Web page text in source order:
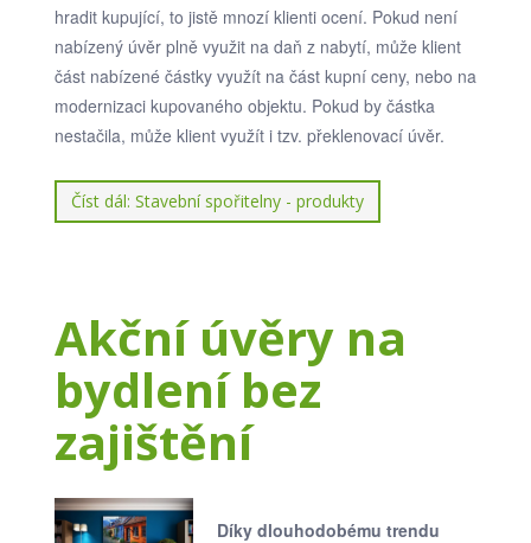
hradit kupující, to jistě mnozí klienti ocení. Pokud není
nabízený úvěr plně využit na daň z nabytí, může klient
část nabízené částky využít na část kupní ceny, nebo na
modernizaci kupovaného objektu. Pokud by částka
nestačila, může klient využít i tzv. překlenovací úvěr.
Číst dál: Stavební spořitelny - produkty
Akční úvěry na
bydlení bez
zajištění
Díky dlouhodobému trendu